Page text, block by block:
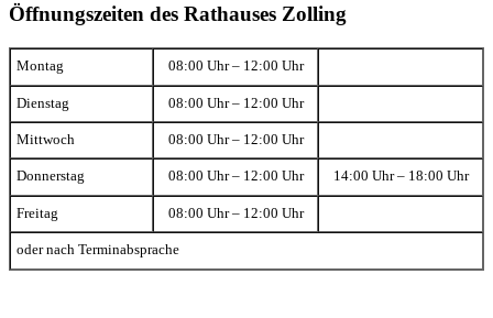
Öffnungszeiten des Rathauses Zolling
Montag 08:00 Uhr – 12:00 Uhr
Dienstag 08:00 Uhr – 12:00 Uhr
Mittwoch 08:00 Uhr – 12:00 Uhr
Donnerstag 08:00 Uhr – 12:00 Uhr 14:00 Uhr – 18:00 Uhr
Freitag 08:00 Uhr – 12:00 Uhr
oder nach Terminabsprache